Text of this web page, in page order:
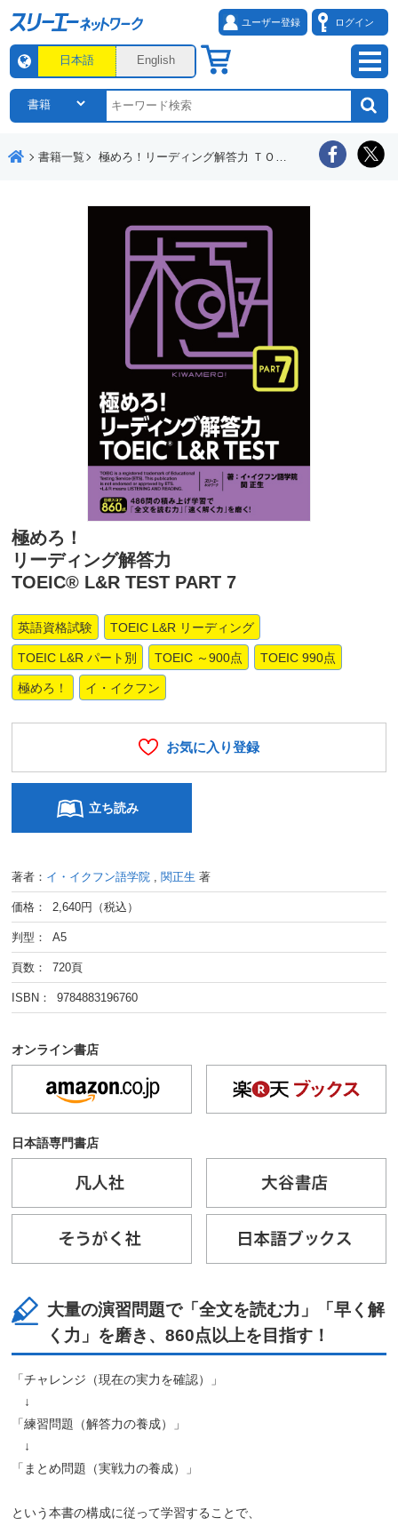
ユーザー登録 ログイン
日本語 English
書籍一覧 極めろ！リーディング解答力 ＴＯＥＩＣ® Ｌ ＆ Ｒ ＴＥＳＴ ＰＡＲＴ ７
大量の演習問題で「全文を読む力」「早く解
く力」を磨き、860点以上を目指す！
「チャレンジ（現在の実力を確認）」
↓
「練習問題（解答力の養成）」
↓
「まとめ問題（実戦力の養成）」
という本書の構成に従って学習することで、
極めろ！
リーディング解答力
TOEIC® L&R TEST PART 7
英語資格試験 TOEIC L&R リーディング
TOEIC L&R パート別 TOEIC ～900点 TOEIC 990点
極めろ！ イ・イクフン
お気に入り登録
立ち読み
著者： イ・イクフン語学院 ,関正生 著
価格： 2,640円（税込）
判型： A5
頁数： 720頁
ISBN： 9784883196760
オンライン書店
日本語専門書店